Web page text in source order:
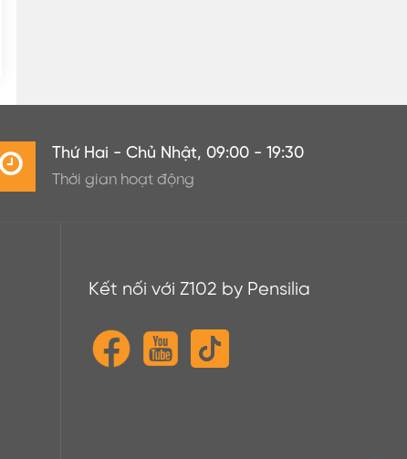
Thứ Hai - Chủ Nhật, 09:00 - 19:30
Thời gian hoạt động
Kết nối với Z102 by Pensilia